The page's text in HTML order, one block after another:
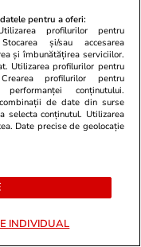
Fanatik.ro
Imaginile
costum de
pentru a oferi:
profilurilor pentru
și/sau accesarea
și îmbunătățirea serviciilor.
Utilizarea profilurilor pentru
profilurilor pentru
conținutului.
de date din surse
selecta conținutul. Utilizarea
Date precise de geolocație
INDIVIDUAL